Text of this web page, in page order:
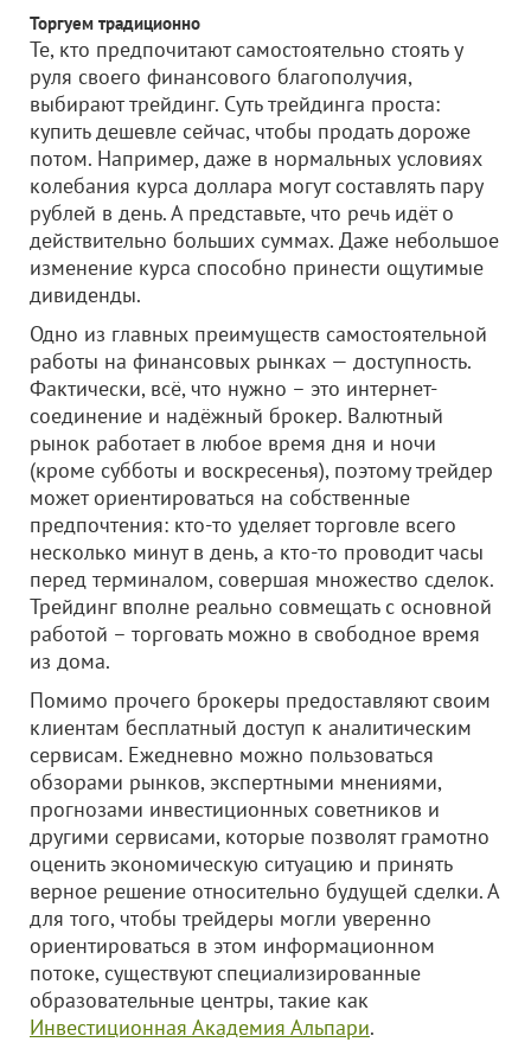
Торгуем традиционно
Те, кто предпочитают самостоятельно стоять у
руля своего финансового благополучия,
выбирают трейдинг. Суть трейдинга проста:
купить дешевле сейчас, чтобы продать дороже
потом. Например, даже в нормальных условиях
колебания курса доллара могут составлять пару
рублей в день. А представьте, что речь идёт о
действительно больших суммах. Даже небольшое
изменение курса способно принести ощутимые
дивиденды.
Одно из главных преимуществ самостоятельной
работы на финансовых рынках — доступность.
Фактически, всё, что нужно – это интернет-
соединение и надёжный брокер. Валютный
рынок работает в любое время дня и ночи
(кроме субботы и воскресенья), поэтому трейдер
может ориентироваться на собственные
предпочтения: кто-то уделяет торговле всего
несколько минут в день, а кто-то проводит часы
перед терминалом, совершая множество сделок.
Трейдинг вполне реально совмещать с основной
работой – торговать можно в свободное время
из дома.
Помимо прочего брокеры предоставляют своим
клиентам бесплатный доступ к аналитическим
сервисам. Ежедневно можно пользоваться
обзорами рынков, экспертными мнениями,
прогнозами инвестиционных советников и
другими сервисами, которые позволят грамотно
оценить экономическую ситуацию и принять
верное решение относительно будущей сделки. А
для того, чтобы трейдеры могли уверенно
ориентироваться в этом информационном
потоке, существуют специализированные
образовательные центры, такие как
Инвестиционная Академия Альпари.